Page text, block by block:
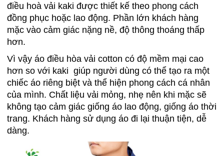
điều hoà vải kaki được thiết kế theo phong cách
đồng phục hoặc lao động. Phần lớn khách hàng
mặc vào cảm giác nặng nề, độ thông thoáng thấp
hơn.
Vì vậy áo điều hòa vải cotton có độ mềm mại cao
hơn so với kaki giúp người dùng có thể tạo ra một
chiếc áo riêng biệt và thể hiện phong cách cá nhân
của mình. Chất liệu vải mỏng, nhẹ nên khi mặc sẽ
không tạo cảm giác giống áo lao động, giống áo thời
trang. Khách hàng sử dụng áo đi lại thuận tiện, dễ
dàng.